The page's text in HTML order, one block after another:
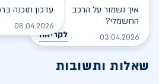
איך נשמור על הרכב
החשמלי?
03.04.2026 לקריאה
עדכון תוכנה
08.04.2026
שאלות ותשובות